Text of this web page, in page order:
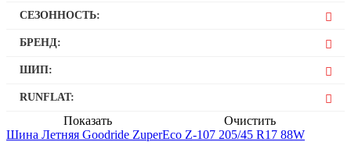
W
СЕЗОННОСТЬ:
Летняя
БРЕНД:
Goodride
ШИП:
Нет
RUNFLAT:
Показать
Очистить
Шина Летняя Goodride ZuperEco Z-107 205/45 R17 88W